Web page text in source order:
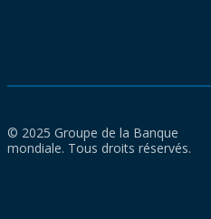
© 2025 Groupe de la Banque
mondiale. Tous droits réservés.